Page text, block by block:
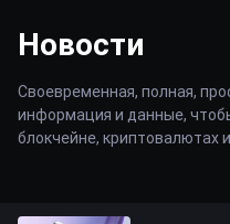
Новости
Своевременная, полная,
информация и данные,
блокчейне, криптовалютах